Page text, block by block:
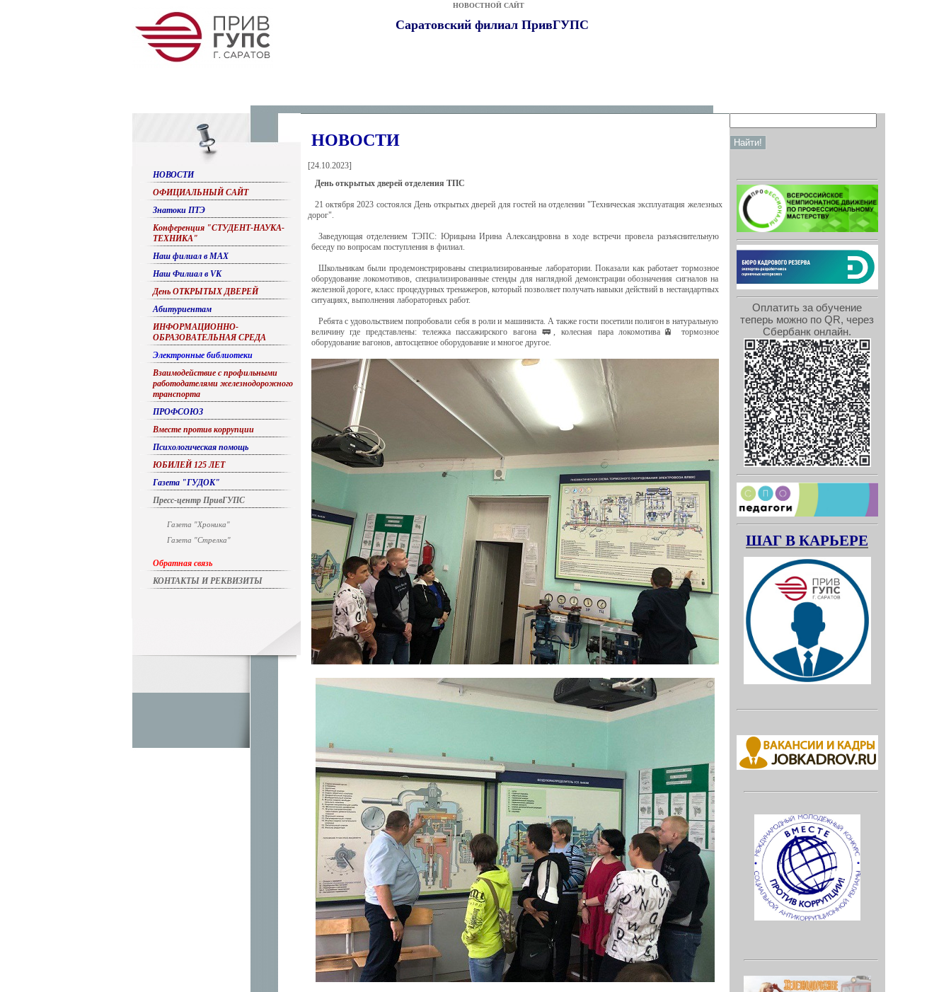
Саратовский филиал ПривГУПС
НОВОСТНОЙ САЙТ
НОВОСТИ
ОФИЦИАЛЬНЫЙ САЙТ
Знатоки ПТЭ
Конференция "СТУДЕНТ-НАУКА-
ТЕХНИКА"
Наш филиал в МАХ
Наш Филиал в VK
День ОТКРЫТЫХ ДВЕРЕЙ
Абитуриентам
ИНФОРМАЦИОННО-
ОБРАЗОВАТЕЛЬНАЯ СРЕДА
Электронные библиотеки
Взаимодействие с профильными
работодателями железнодорожного
транспорта
ПРОФСОЮЗ
Вместе против коррупции
Психологическая помощь
ЮБИЛЕЙ 125 ЛЕТ
Газета "ГУДОК"
Пресс-центр ПривГУПС
Газета "Хроника"
Газета "Стрелка"
Обратная связь
КОНТАКТЫ И РЕКВИЗИТЫ
НОВОСТИ
[24.10.2023]
День открытых дверей отделения ТПС
21 октября 2023 состоялся День открытых дверей для гостей на отделении "Техническая эксплуатация железных
дорог".
Заведующая отделением ТЭПС: Юрицына Ирина Александровна в ходе встречи провела разъяснительную
беседу по вопросам поступления в филиал.
Школьникам были продемонстрированы специализированные лаборатории. Показали как работает тормозное
оборудование локомотивов, специализированные стенды для наглядной демонстрации обозначения сигналов на
железной дороге, класс процедурных тренажеров, который позволяет получать навыки действий в нестандартных
ситуациях, выполнения лабораторных работ.
Ребята с удовольствием попробовали себя в роли и машиниста. А также гости посетили полигон в натуральную
величину где представлены: тележка пассажирского вагона 🚃, колесная пара локомотива🚊 тормозное
оборудование вагонов, автосцепное оборудование и многое другое.
Оплатить за обучение
теперь можно по QR, через
Сбербанк онлайн.
ШАГ В КАРЬЕРЕ